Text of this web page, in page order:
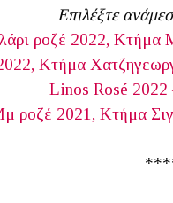
Επιλέξτε
ροζέ 2022, Κτήμα
Κτήμα
Linos Rosé 2022
ροζέ 2021, Κτήμα